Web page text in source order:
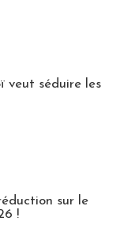
veut séduire les
sur le
!